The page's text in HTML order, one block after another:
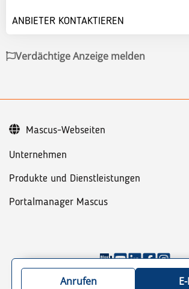
ANBIETER KONTAKTIEREN
Verdächtige Anzeige melden
Unternehmen
Produkte und Dienstleistungen
Portalmanager Mascus
Mascus AGB
Mascus-Webseiten
Anrufen